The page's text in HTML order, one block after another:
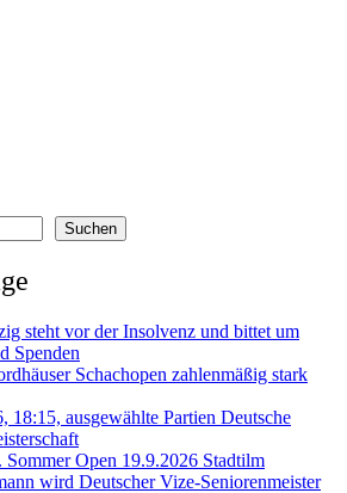
Suchen
steht vor der Insolvenz und bittet um
Spenden
Schachopen zahlenmäßig stark
18:15, ausgewählte Partien Deutsche
Sommer Open 19.9.2026 Stadtilm
wird Deutscher Vize-Seniorenmeister